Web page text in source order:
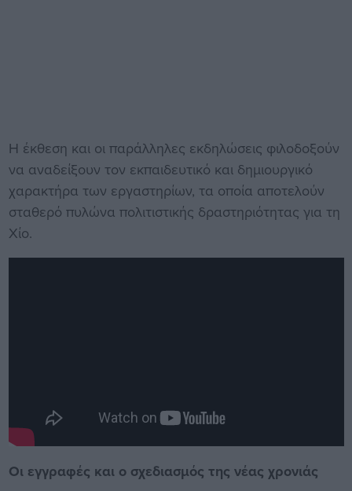
Η έκθεση και οι παράλληλες εκδηλώσεις φιλοδοξούν
να αναδείξουν τον εκπαιδευτικό και δημιουργικό
χαρακτήρα των εργαστηρίων, τα οποία αποτελούν
σταθερό πυλώνα πολιτιστικής δραστηριότητας για τη
Χίο.
Οι εγγραφές και ο σχεδιασμός της νέας χρονιάς